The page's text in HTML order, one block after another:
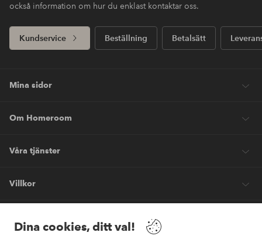
Dina cookies, ditt val!
också information om hur du enklast kontaktar oss.
Kundservice Beställning Betalsätt
Mina sidor
Om Homeroom
Våra tjänster
Villkor